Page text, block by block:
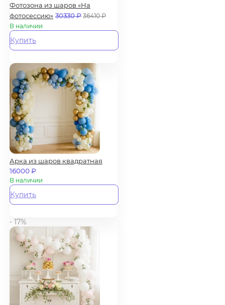
Фотозона из шаров «На
фотосессию» 30330₽ 36410₽
В наличии
Купить
Арка из шаров квадратная
16000₽
В наличии
Купить
- 17%